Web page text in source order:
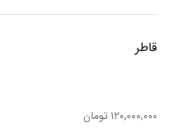
قاطر
۱۲۰,۰۰۰,۰۰۰ تومان